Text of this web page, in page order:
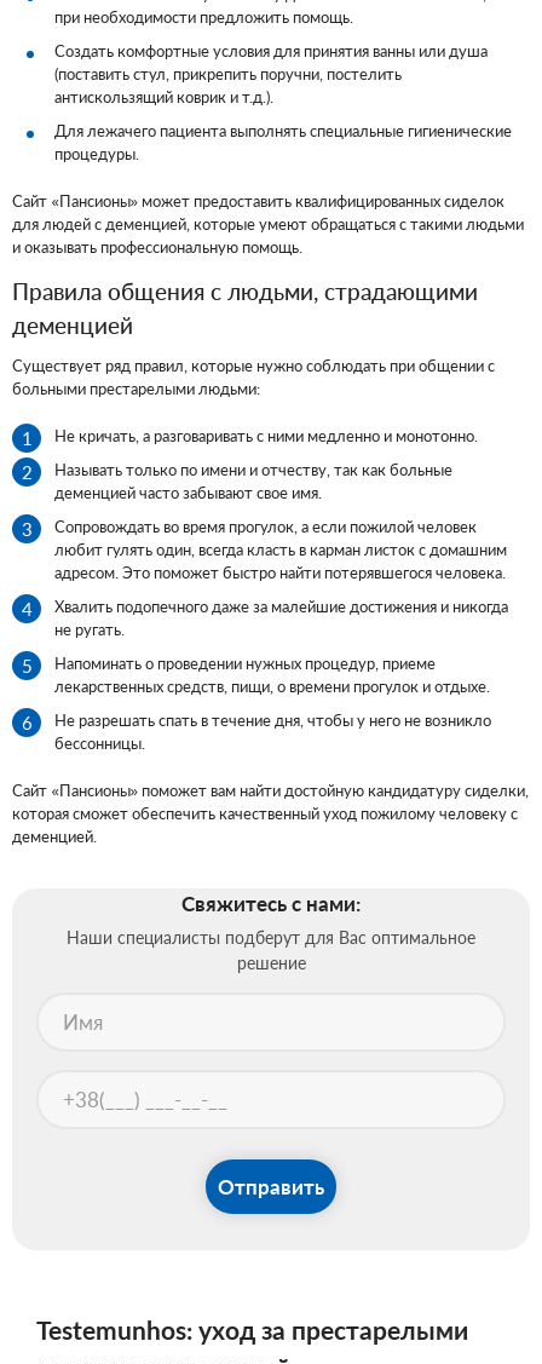
при необходимости предложить помощь.
Создать комфортные условия для принятия ванны или душа
(поставить стул, прикрепить поручни, постелить
антискользящий коврик и т.д.).
Для лежачего пациента выполнять специальные гигиенические
процедуры.
Сайт «Пансионы» может предоставить квалифицированных сиделок
для людей с деменцией, которые умеют обращаться с такими людьми
и оказывать профессиональную помощь.
Правила общения с людьми, страдающими
деменцией
Существует ряд правил, которые нужно соблюдать при общении с
больными престарелыми людьми:
Не кричать, а разговаривать с ними медленно и монотонно.
Называть только по имени и отчеству, так как больные
деменцией часто забывают свое имя.
Сопровождать во время прогулок, а если пожилой человек
любит гулять один, всегда класть в карман листок с домашним
адресом. Это поможет быстро найти потерявшегося человека.
Хвалить подопечного даже за малейшие достижения и никогда
не ругать.
Напоминать о проведении нужных процедур, приеме
лекарственных средств, пищи, о времени прогулок и отдыхе.
Не разрешать спать в течение дня, чтобы у него не возникло
бессонницы.
Сайт «Пансионы» поможет вам найти достойную кандидатуру сиделки,
которая сможет обеспечить качественный уход пожилому человеку с
деменцией.
Свяжитесь с нами:
Наши специалисты подберут для Вас оптимальное
решение
Отправить
Testemunhos: уход за престарелыми